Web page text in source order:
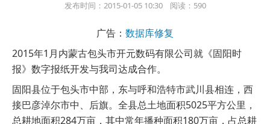
发布时间：2015-01-05 10:30 阅读：590
广告： 数据库修复
2015年1月内蒙古包头市开元数码有限公司就《固阳时
报》数字报纸开发与我司达成合作。
固阳县位于包头市中部，东与呼和浩特市武川县相连，西
接巴彦淖尔市中、后旗。全县总土地面积5025平方公里，
总耕地面积284万亩，其中常年播种面积180万亩，占总耕